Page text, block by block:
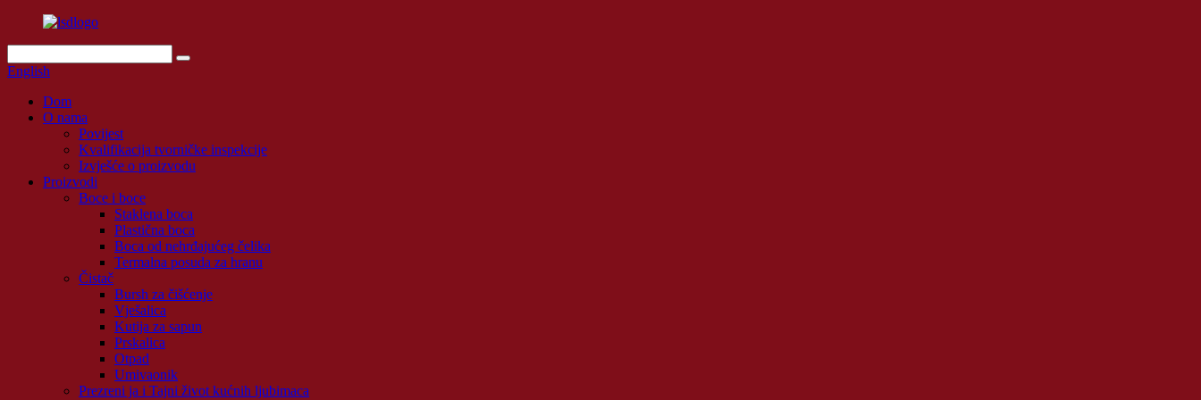
English
Dom
O nama
Povijest
Kvalifikacija tvorničke inspekcije
Izvješće o proizvodu
Proizvodi
Boce i boce
Staklena boca
Plastična boca
Boca od nehrđajućeg čelika
Termalna posuda za hranu
Čistač
Bursh za čišćenje
Vješalica
Kutija za sapun
Prskalica
Otpad
Umivaonik
Prezreni ja i Tajni život kućnih ljubimaca